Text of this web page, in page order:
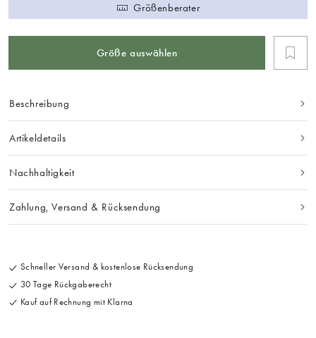
Größenberater
Größe auswählen
Beschreibung
Artikeldetails
Nachhaltigkeit
Zahlung, Versand & Rücksendung
Schneller Versand & kostenlose Rücksendung
30 Tage Rückgaberecht
Kauf auf Rechnung mit Klarna